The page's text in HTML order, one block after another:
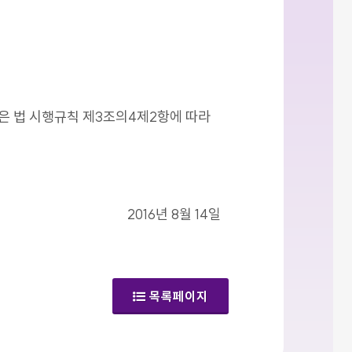
법 시행규칙 제3조의4제2항에 따라
2016년 8월 14일
목록페이지